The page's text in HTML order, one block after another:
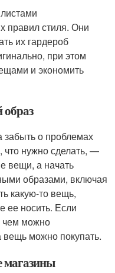
правил стиля. Они
их гардероб
при этом
и экономить
забыть о проблемах
что нужно сделать, —
вещи, а начать
образами, включая
какую-то вещь,
ее носить. Если
чем можно
вещь можно покупать.
магазины